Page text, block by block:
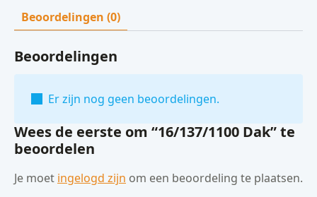
Beoordelingen (0)
Beoordelingen
Er zijn nog geen beoordelingen.
Wees de eerste om “16/137/1100 Dak” te
beoordelen
Je moet ingelogd zijn om een beoordeling te plaatsen.